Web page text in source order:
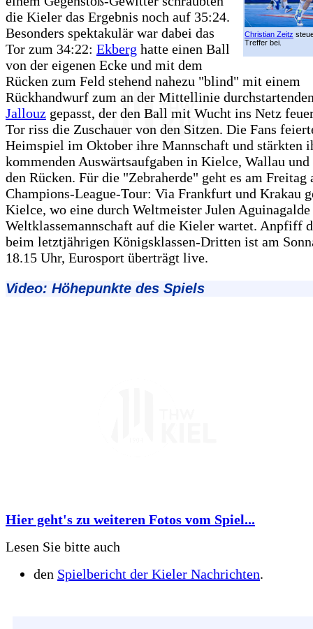
Christian Zeitz
Treffer bei.
die Kieler das Ergebnis noch auf 35:24.
Besonders spektakulär war dabei das
Tor zum 34:22: Ekberg hatte einen Ball
von der eigenen Ecke und mit dem
Rücken zum Feld stehend nahezu "blind" mit einem
Rückhandwurf zum an der Mittellinie
Jallouz gepasst, der den Ball mit Wucht ins Netz
Tor riss die Zuschauer von den Sitzen. Die Fans
Heimspiel im Oktober ihre Mannschaft und stärkten
kommenden Auswärtsaufgaben in Kielce, Wallau und
den Rücken. Für die "Zebraherde" geht es am Freitag
Champions-League-Tour: Via Frankfurt und Krakau
Kielce, wo eine durch Weltmeister Julen
Weltklassemannschaft auf die Kieler wartet. Anpfiff
beim letztjährigen Königsklassen-Dritten ist am
18.15 Uhr, Eurosport überträgt live.
Video: Höhepunkte des Spiels
Hier geht's zu weiteren Fotos vom Spiel...
Lesen Sie bitte auch
den Spielbericht der Kieler Nachrichten.